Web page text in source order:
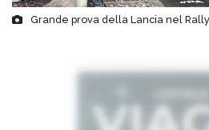
Grande prova della Lancia nel